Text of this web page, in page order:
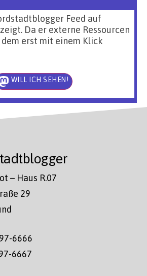
Feed auf
Da er externe Ressourcen
erst mit einem Klick
WILL ICH SEHEN!
– Haus R.07
29
6666
6667